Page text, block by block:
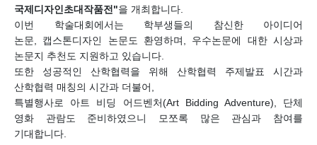
국제디자인초대작품전"을 개최합니다
이번 학술대회에서는 학부생들의 참신한 아이디어
논문
캡스톤디자인 논문도 환영하며
우수논문에 대한 시상과
논문지 추천도 지원하고 있습니다
또한 성공적인 산학협력을 위해 산학협력 주제발표 시간과
산학협력 매칭의 시간과 더불어,
특별행사로 아트 비딩 어드벤처(Art Bidding Adventure), 단체
영화 관람도 준비하였으니
모쪼록 많은 관심과 참여를
기대합니다.